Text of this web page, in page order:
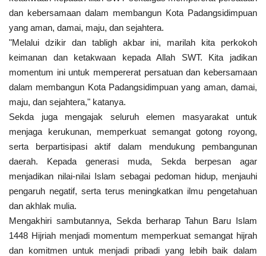
dan kebersamaan dalam membangun Kota Padangsidimpuan
yang aman, damai, maju, dan sejahtera.
"Melalui dzikir dan tabligh akbar ini, marilah kita perkokoh
keimanan dan ketakwaan kepada Allah SWT. Kita jadikan
momentum ini untuk mempererat persatuan dan kebersamaan
dalam membangun Kota Padangsidimpuan yang aman, damai,
maju, dan sejahtera," katanya.
Sekda juga mengajak seluruh elemen masyarakat untuk
menjaga kerukunan, memperkuat semangat gotong royong,
serta berpartisipasi aktif dalam mendukung pembangunan
daerah. Kepada generasi muda, Sekda berpesan agar
menjadikan nilai-nilai Islam sebagai pedoman hidup, menjauhi
pengaruh negatif, serta terus meningkatkan ilmu pengetahuan
dan akhlak mulia.
Mengakhiri sambutannya, Sekda berharap Tahun Baru Islam
1448 Hijriah menjadi momentum memperkuat semangat hijrah
dan komitmen untuk menjadi pribadi yang lebih baik dalam